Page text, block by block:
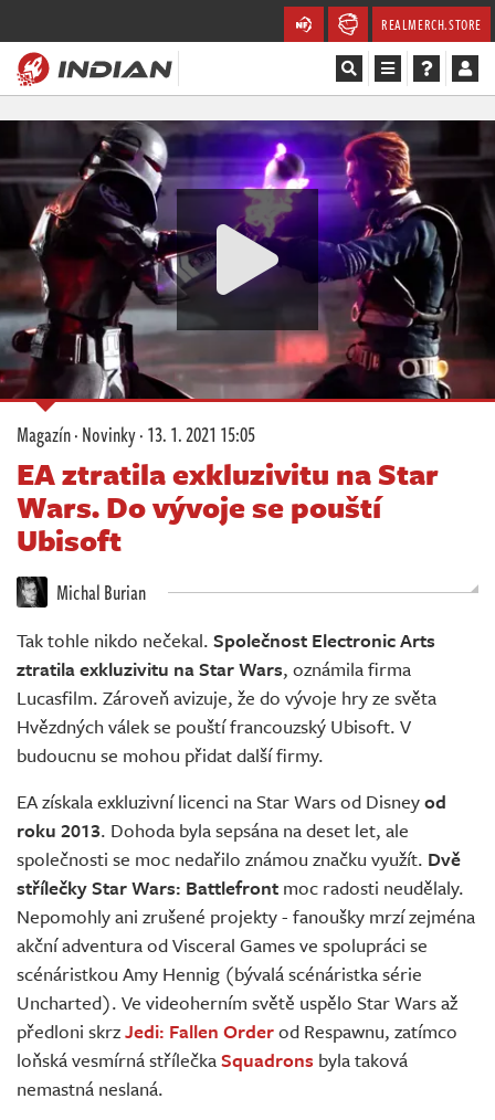
REALMERCH.STORE
Recenze
Videa
Soutěže
Databáze
Komunita
Redakce
Živě
Magazín·Novinky·13. 1. 2021 15:05
EA ztratila exkluzivitu na Star
Wars. Do vývoje se pouští
Ubisoft
Michal Burian
Tak tohle nikdo nečekal. Společnost Electronic Arts
ztratila exkluzivitu na Star Wars, oznámila firma
Lucasfilm. Zároveň avizuje, že do vývoje hry ze světa
Hvězdných válek se pouští francouzský Ubisoft. V
budoucnu se mohou přidat další firmy.
EA získala exkluzivní licenci na Star Wars od Disneyod
roku 2013. Dohoda byla sepsána na deset let, ale
společnosti se moc nedařilo známou značku využít. Dvě
střílečky Star Wars: Battlefront moc radosti neudělaly.
Nepomohly ani zrušené projekty - fanoušky mrzí zejména
akční adventura od Visceral Games ve spolupráci se
scénáristkou Amy Hennig (bývalá scénáristka série
Uncharted). Ve videoherním světě uspělo Star Wars až
předloni skrzJedi: Fallen Orderod Respawnu, zatímco
loňská vesmírná střílečkaSquadrons byla taková
nemastná neslaná.